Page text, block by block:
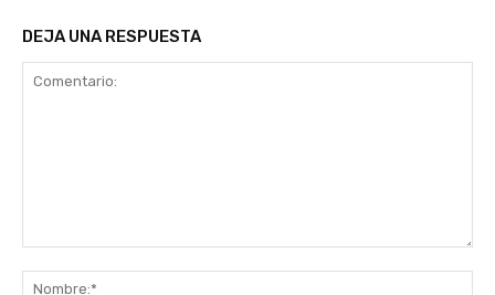
DEJA UNA RESPUESTA